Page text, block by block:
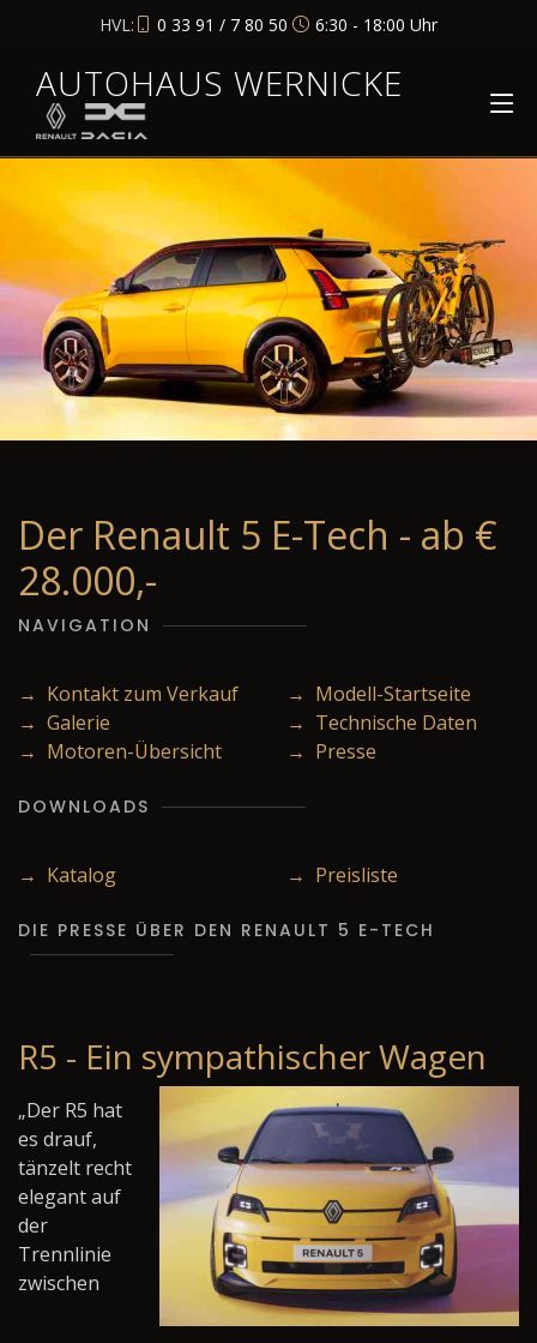
HVL: 0 33 91 / 7 80 50 6:30 - 18:00 Uhr
AUTOHAUS WERNICKE
Der Renault 5 E-Tech - ab €
28.000,-
NAVIGATION
→ Kontakt zum Verkauf
→ Modell-Startseite
→ Galerie
→ Technische Daten
→ Motoren-Übersicht
→ Presse
DOWNLOADS
→ Katalog → Preisliste
DIE PRESSE ÜBER DEN RENAULT 5 E-TECH
R5 - Ein sympathischer Wagen
„Der R5 hat
es drauf,
tänzelt recht
elegant auf
der
Trennlinie
zwischen